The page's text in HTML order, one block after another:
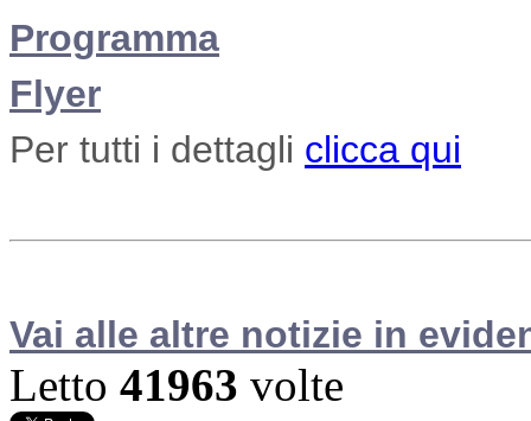
Programma
Flyer
Per tutti i dettagli clicca qui
Vai alle altre notizie in
Letto 41963 volte